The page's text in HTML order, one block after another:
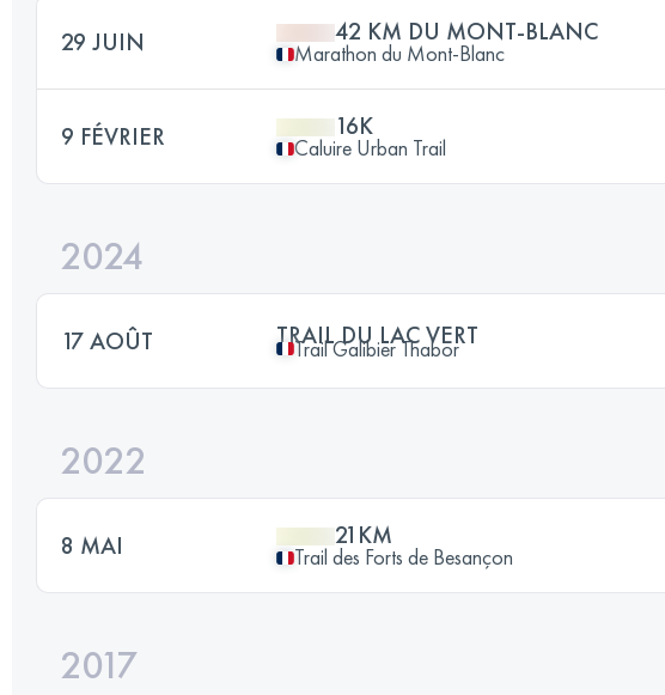
29 JUIN 42 KM DU MONT-BLANC
Marathon du Mont-Blanc
9 FÉVRIER 16K
Caluire Urban Trail
2024
17 AOÛT TRAIL DU LAC VERT
Trail Galibier Thabor
2022
8 MAI 21KM
Trail des Forts de Besançon
2017